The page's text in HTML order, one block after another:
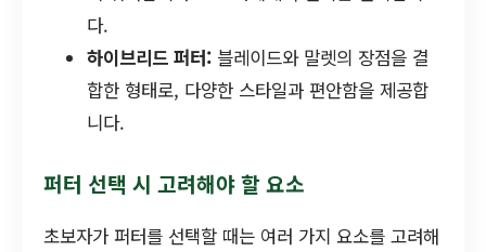
다.
하이브리드 퍼터: 블레이드와 말렛의 장점을 결
합한 형태로, 다양한 스타일과 편안함을 제공합
니다.
퍼터 선택 시 고려해야 할 요소
초보자가 퍼터를 선택할 때는 여러 가지 요소를 고려해